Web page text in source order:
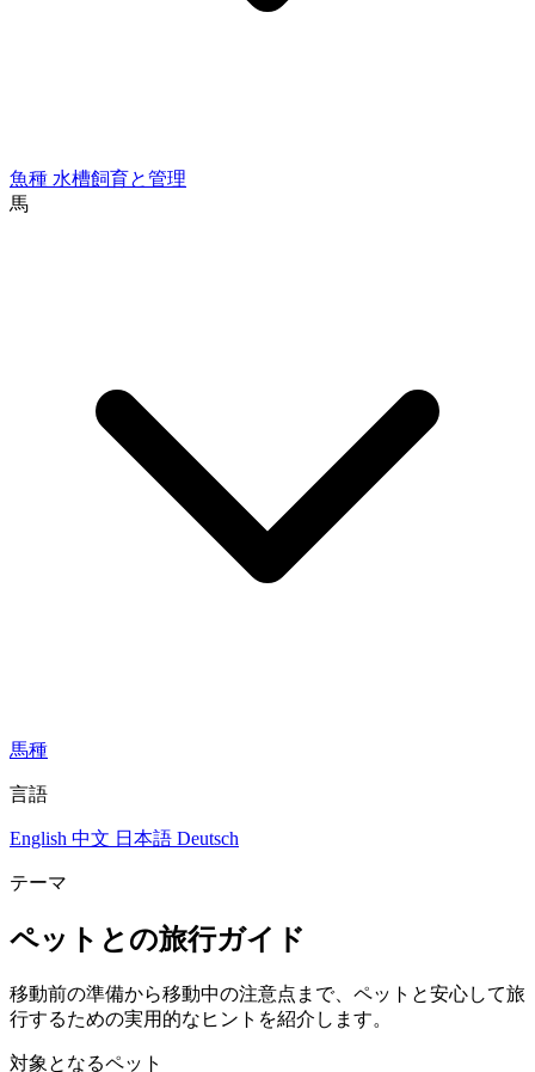
魚種 水槽飼育と管理
馬
馬種
言語
English 中文 日本語 Deutsch
テーマ
ペットとの旅行ガイド
移動前の準備から移動中の注意点まで、ペットと安心して旅
行するための実用的なヒントを紹介します。
対象となるペット